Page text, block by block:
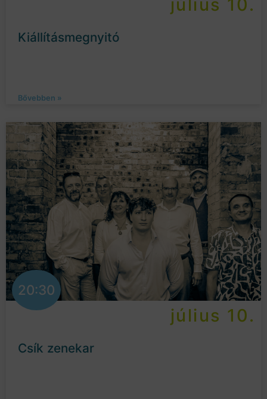
július 10.
Kiállításmegnyitó
Bővebben »
20:30
július 10.
Csík zenekar